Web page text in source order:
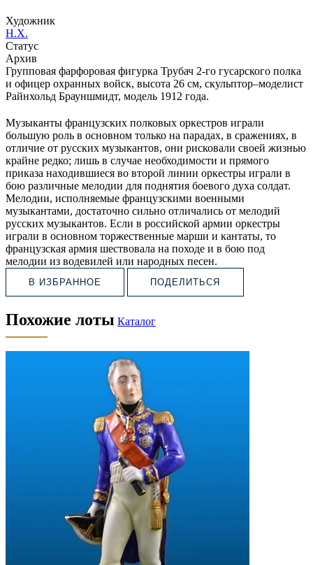
Художник
Н.Х.
Статус
Архив
Групповая фарфоровая фигурка Трубач 2-го гусарского полка
и офицер охранных войск, высота 26 см, скульптор–моделист
Райнхольд Брауншмидт, модель 1912 года.
Музыканты французских полковых оркестров играли
большую роль в основном только на парадах, в сражениях, в
отличие от русских музыкантов, они рисковали своей жизнью
крайне редко; лишь в случае необходимости и прямого
приказа находившиеся во второй линии оркестры играли в
бою различные мелодии для поднятия боевого духа солдат.
Мелодии, исполняемые французскими военными
музыкантами, достаточно сильно отличались от мелодий
русских музыкантов. Если в российской армии оркестры
играли в основном торжественные марши и кантаты, то
французская армия шествовала на походе и в бою под
мелодии из водевилей или народных песен.
В ИЗБРАННОЕ ПОДЕЛИТЬСЯ
Похожие лоты Каталог